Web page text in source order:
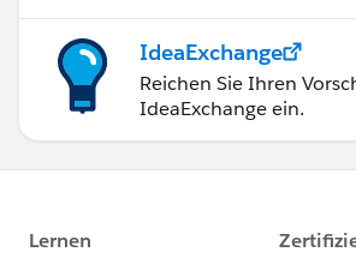
IdeaExchange
Reichen Sie Ihren
IdeaExchange ein.